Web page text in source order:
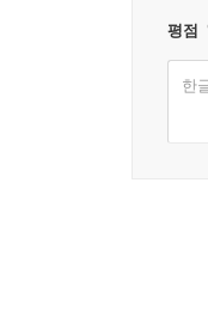
평점
한